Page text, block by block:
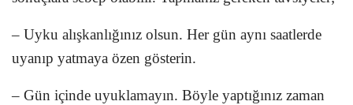
– Uyku alışkanlığınız olsun. Her gün aynı saatlerde
uyanıp yatmaya özen gösterin.
– Gün içinde uyuklamayın. Böyle yaptığınız zaman